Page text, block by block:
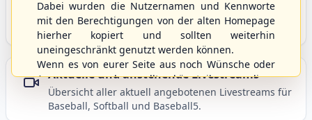
Aktuelle Meldungen, Berichte und Nachrichten aus
dem S/HBV, Deutschland und der Welt.
Aktuelle und anstehende Livestreams
Übersicht aller aktuell angebotenen Livestreams für
Baseball, Softball und Baseball5.
Dabei wurden die Nutzernamen und Kennworte
mit den Berechtigungen von der alten Homepage
hierher kopiert und sollten weiterhin
uneingeschränkt genutzt werden können.
Wenn es von eurer Seite aus noch Wünsche oder
Anregungen geben sollte, könnt ihr uns diese
gerne an die Verbandsadresseinfo@shbvnet.de
schicken.